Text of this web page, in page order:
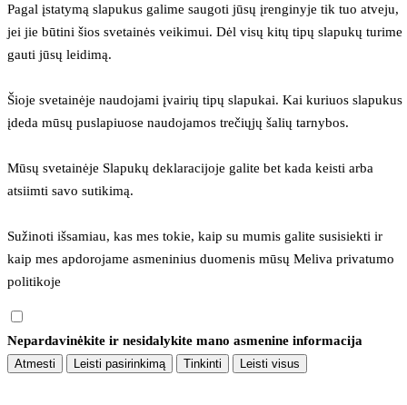
Pagal įstatymą slapukus galime saugoti jūsų įrenginyje tik tuo atveju,
jei jie būtini šios svetainės veikimui. Dėl visų kitų tipų slapukų turime
gauti jūsų leidimą.
Šioje svetainėje naudojami įvairių tipų slapukai. Kai kuriuos slapukus
įdeda mūsų puslapiuose naudojamos trečiųjų šalių tarnybos.
Mūsų svetainėje Slapukų deklaracijoje galite bet kada keisti arba
atsiimti savo sutikimą.
Sužinoti išsamiau, kas mes tokie, kaip su mumis galite susisiekti ir
kaip mes apdorojame asmeninius duomenis mūsų Meliva privatumo
politikoje
Nepardavinėkite ir nesidalykite mano asmenine informacija
Atmesti Leisti pasirinkimą Tinkinti Leisti visus